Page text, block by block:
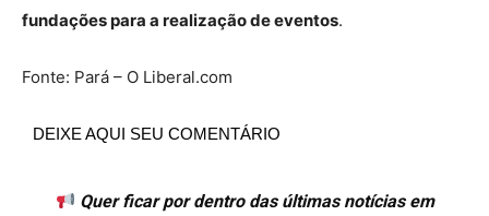
fundações para a realização de eventos.
Fonte: Pará – O Liberal.com
DEIXE AQUI SEU COMENTÁRIO
Quer ficar por dentro das últimas notícias em